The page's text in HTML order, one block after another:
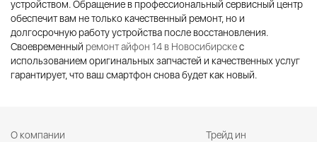
устройством. Обращение в профессиональный сервисный центр
обеспечит вам не только качественный ремонт, но и
долгосрочную работу устройства после восстановления.
Своевременный ремонт айфон 14 в Новосибирскес
использованием оригинальных запчастей и качественных услуг
гарантирует, что ваш смартфон снова будет как новый.
О компании
Трейд ин